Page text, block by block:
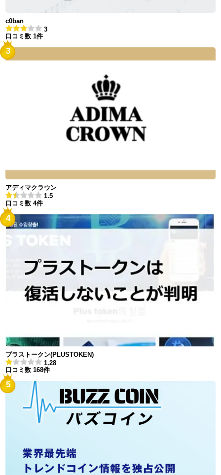
c0ban
3
口コミ数 1件
3
アディマクラウン
1.5
口コミ数 4件
4
プラストークン(PLUSTOKEN)
1.28
口コミ数 168件
5